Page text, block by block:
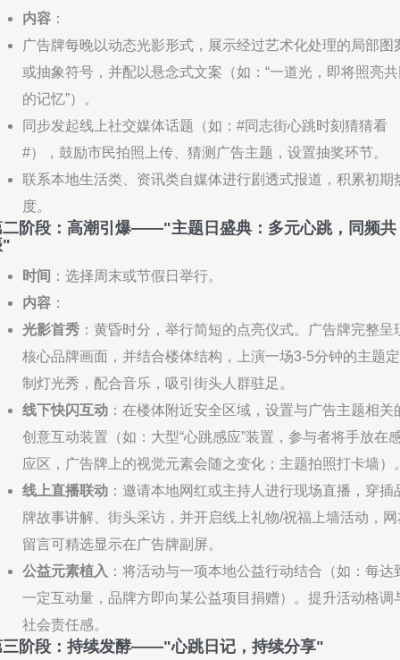
内容 ：
广告牌每晚以动态光影形式，展示经过艺术化处理的局部图
或抽象符号，并配以悬念式文案（如：“一道光，即将照亮
的记忆”）。
同步发起线上社交媒体话题（如：#同志街心跳时刻猜猜看
#），鼓励市民拍照上传、猜测广告主题，设置抽奖环节。
联系本地生活类、资讯类自媒体进行剧透式报道，积累初期
度。
二阶段：高潮引爆——"主题日盛典：多元心跳，同频共
"
时间 ：选择周末或节假日举行。
内容 ：
光影首秀 ：黄昏时分，举行简短的点亮仪式。广告牌完整呈
核心品牌画面，并结合楼体结构，上演一场3-5分钟的主题定
制灯光秀，配合音乐，吸引街头人群驻足。
线下快闪互动 ：在楼体附近安全区域，设置与广告主题相关
创意互动装置（如：大型“心跳感应”装置，参与者将手放在
应区，广告牌上的视觉元素会随之变化；主题拍照打卡墙）
线上直播联动 ：邀请本地网红或主持人进行现场直播，穿插
牌故事讲解、街头采访，并开启线上礼物/祝福上墙活动，网
留言可精选显示在广告牌副屏。
公益元素植入 ：将活动与一项本地公益行动结合（如：每达
一定互动量，品牌方即向某公益项目捐赠）。提升活动格调
社会责任感。
三阶段：持续发酵——"心跳日记，持续分享"